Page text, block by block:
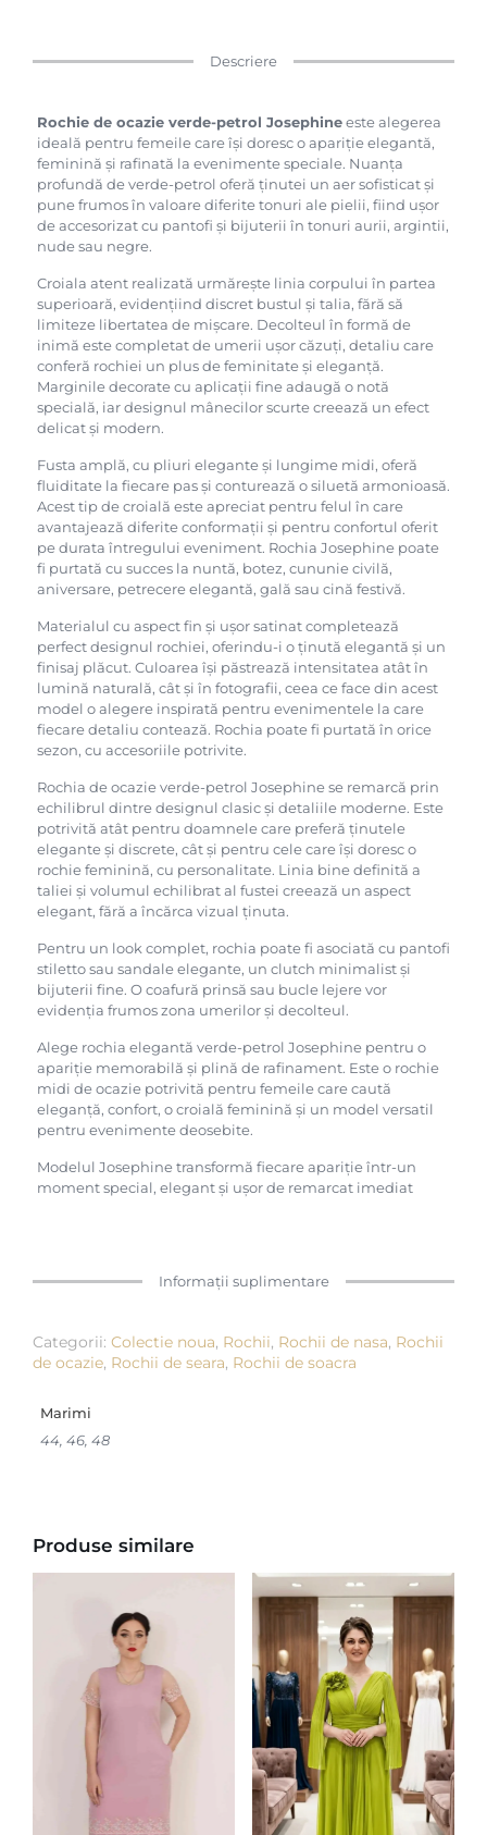
Descriere
Rochie de ocazie verde-petrol Josephineeste alegerea
ideală pentru femeile care își doresc o apariție elegantă,
feminină și rafinată la evenimente speciale. Nuanța
profundă de verde-petrol oferă ținutei un aer sofisticat și
pune frumos în valoare diferite tonuri ale pielii, fiind ușor
de accesorizat cu pantofi și bijuterii în tonuri aurii, argintii,
nude sau negre.
Croiala atent realizată urmărește linia corpului în partea
superioară, evidențiind discret bustul și talia, fără să
limiteze libertatea de mișcare. Decolteul în formă de
inimă este completat de umerii ușor căzuți, detaliu care
conferă rochiei un plus de feminitate și eleganță.
Marginile decorate cu aplicații fine adaugă o notă
specială, iar designul mânecilor scurte creează un efect
delicat și modern.
Fusta amplă, cu pliuri elegante și lungime midi, oferă
fluiditate la fiecare pas și conturează o siluetă armonioasă.
Acest tip de croială este apreciat pentru felul în care
avantajează diferite conformații și pentru confortul oferit
pe durata întregului eveniment. Rochia Josephine poate
fi purtată cu succes la nuntă, botez, cununie civilă,
aniversare, petrecere elegantă, gală sau cină festivă.
Materialul cu aspect fin și ușor satinat completează
perfect designul rochiei, oferindu-i o ținută elegantă și un
finisaj plăcut. Culoarea își păstrează intensitatea atât în
lumină naturală, cât și în fotografii, ceea ce face din acest
model o alegere inspirată pentru evenimentele la care
fiecare detaliu contează. Rochia poate fi purtată în orice
sezon, cu accesoriile potrivite.
Rochia de ocazie verde-petrol Josephine se remarcă prin
echilibrul dintre designul clasic și detaliile moderne. Este
potrivită atât pentru doamnele care preferă ținutele
elegante și discrete, cât și pentru cele care își doresc o
rochie feminină, cu personalitate. Linia bine definită a
taliei și volumul echilibrat al fustei creează un aspect
elegant, fără a încărca vizual ținuta.
Pentru un look complet, rochia poate fi asociată cu pantofi
stiletto sau sandale elegante, un clutch minimalist și
bijuterii fine. O coafură prinsă sau bucle lejere vor
evidenția frumos zona umerilor și decolteul.
Alege rochia elegantă verde-petrol Josephine pentru o
apariție memorabilă și plină de rafinament. Este o rochie
midi de ocazie potrivită pentru femeile care caută
eleganță, confort, o croială feminină și un model versatil
pentru evenimente deosebite.
Modelul Josephine transformă fiecare apariție într-un
moment special, elegant și ușor de remarcat imediat
Informații suplimentare
Categorii: Colectie noua, Rochii, Rochii de nasa, Rochii
de ocazie, Rochii de seara, Rochii de soacra
Marimi
44, 46, 48
Produse similare